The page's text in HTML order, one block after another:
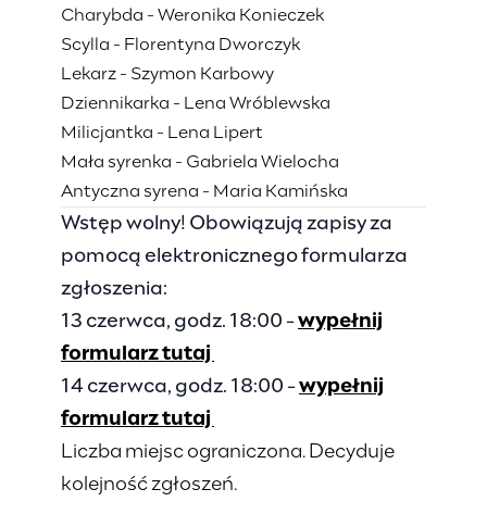
Charybda - Weronika Konieczek
Scylla - Florentyna Dworczyk
Lekarz - Szymon Karbowy
Dziennikarka - Lena Wróblewska
Milicjantka - Lena Lipert
Mała syrenka - Gabriela Wielocha
Antyczna syrena - Maria Kamińska
Wstęp wolny! Obowiązują zapisy za
pomocą elektronicznego formularza
zgłoszenia:
13 czerwca, godz. 18:00 -wypełnij
formularz tutaj
14 czerwca, godz. 18:00 -wypełnij
formularz tutaj
Liczba miejsc ograniczona. Decyduje
kolejność zgłoszeń.